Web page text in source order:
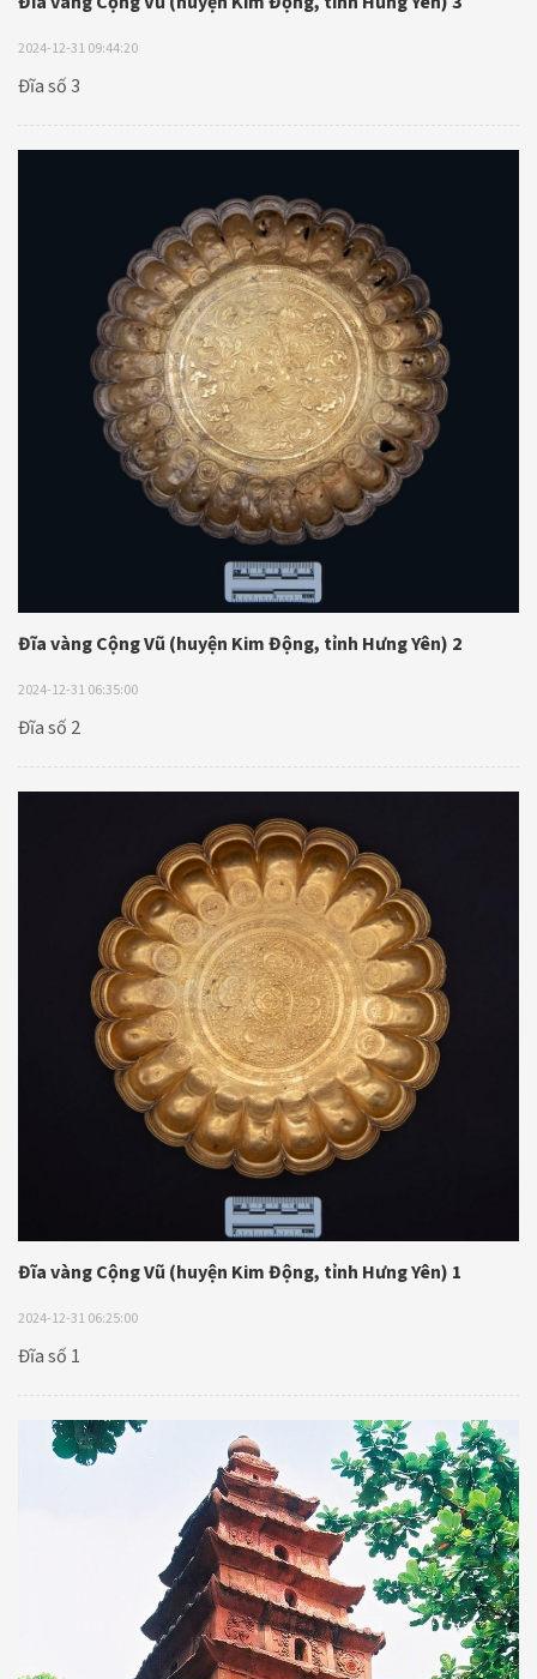
2024-12-31 09:44:20
Đĩa số 3
Đĩa vàng Cộng Vũ (huyện Kim Động, tỉnh Hưng Yên) 2
2024-12-31 06:35:00
Đĩa số 2
Đĩa vàng Cộng Vũ (huyện Kim Động, tỉnh Hưng Yên) 1
2024-12-31 06:25:00
Đĩa số 1